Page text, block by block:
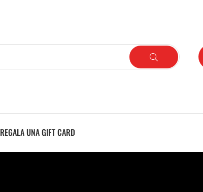
REGALA UNA GIFT CARD